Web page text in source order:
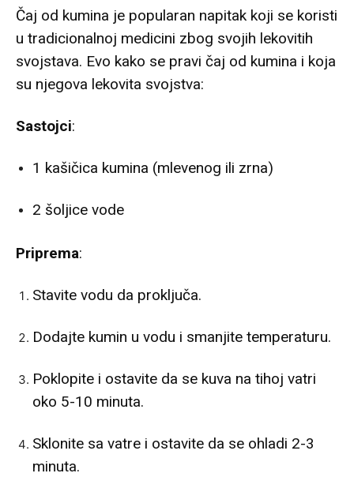
Čaj od kumina je popularan napitak koji se koristi
u tradicionalnoj medicini zbog svojih lekovitih
svojstava. Evo kako se pravi čaj od kumina i koja
su njegova lekovita svojstva:
Sastojci:
1 kašičica kumina (mlevenog ili zrna)
2 šoljice vode
Priprema:
Stavite vodu da proključa.
Dodajte kumin u vodu i smanjite temperaturu.
Poklopite i ostavite da se kuva na tihoj vatri
oko 5-10 minuta.
Sklonite sa vatre i ostavite da se ohladi 2-3
minuta.